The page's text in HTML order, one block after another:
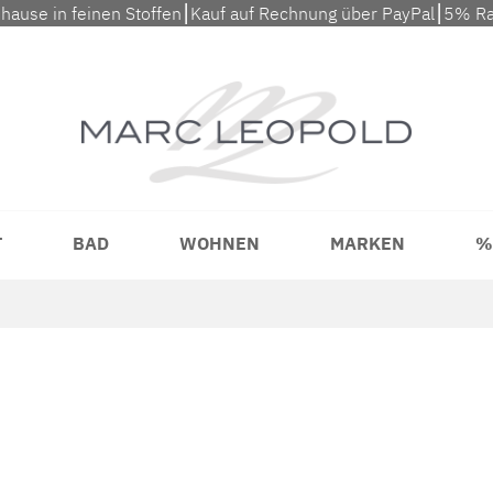
in feinen Stoffen⎮Kauf auf Rechnung über PayPal⎮5%
BAD WOHNEN MARKEN